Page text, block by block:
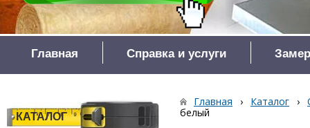
Главная Справка и услуги
КАТАЛОГ
Главная › Каталог ›
белый